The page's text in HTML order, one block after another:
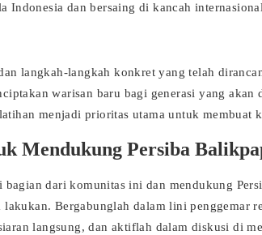
Indonesia dan bersaing di kancah
langkah-langkah konkret yang telah
warisan baru bagi generasi yang akan
menjadi prioritas utama untuk
Mendukung Persiba
dari komunitas ini dan mendukung
lakukan. Bergabunglah dalam lini penggemar
langsung, dan aktiflah dalam diskusi di